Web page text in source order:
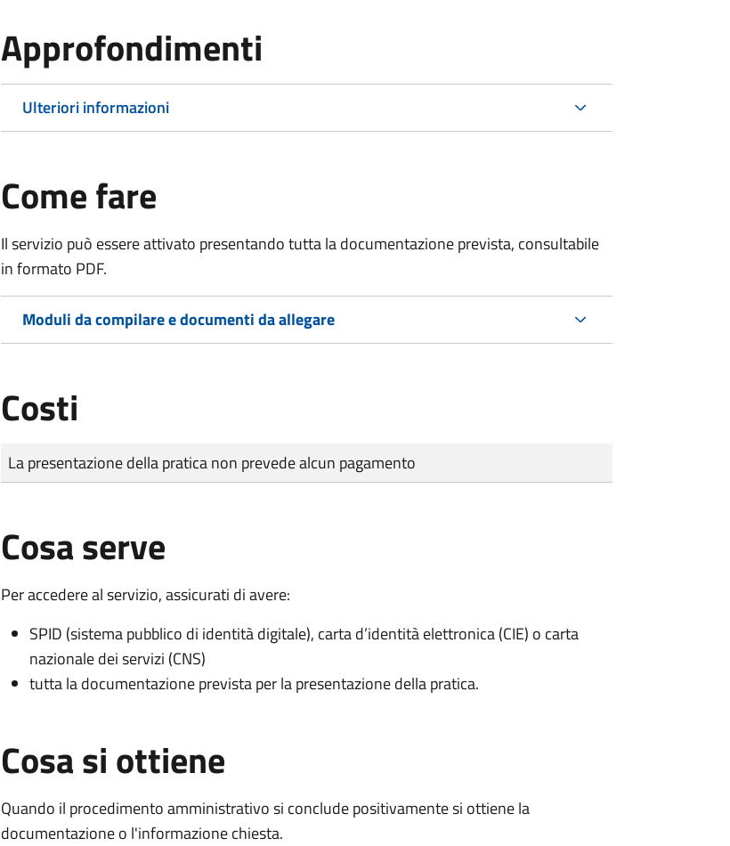
Approfondimenti
Ulteriori informazioni
Come fare
Il servizio può essere attivato presentando tutta la documentazione prevista, consultabile
in formato PDF.
Moduli da compilare e documenti da allegare
Costi
Tipo di pagamento
Importo
La presentazione della pratica non prevede alcun pagamento
Cosa serve
Per accedere al servizio, assicurati di avere:
SPID (sistema pubblico di identità digitale), carta d’identità elettronica (CIE) o carta
nazionale dei servizi (CNS)
tutta la documentazione prevista per la presentazione della pratica.
Cosa si ottiene
Quando il procedimento amministrativo si conclude positivamente si ottiene la
documentazione o l'informazione chiesta.